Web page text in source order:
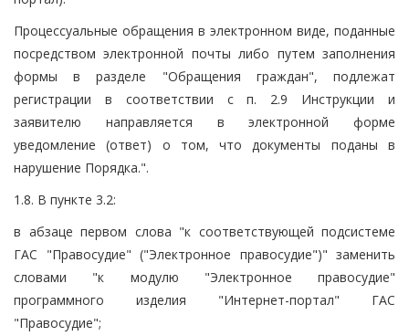
Процессуальные обращения в электронном виде, поданные
посредством электронной почты либо путем заполнения
формы в разделе "Обращения граждан", подлежат
регистрации в соответствии с п. 2.9 Инструкции и
заявителю направляется в электронной форме
уведомление (ответ) о том, что документы поданы в
нарушение Порядка.".
1.8. В пункте 3.2:
в абзаце первом слова "к соответствующей подсистеме
ГАС "Правосудие" ("Электронное правосудие")" заменить
словами "к модулю "Электронное правосудие"
программного изделия "Интернет-портал" ГАС
"Правосудие";